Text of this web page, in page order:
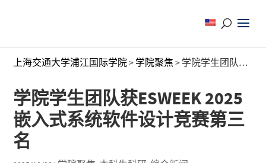
上海交通大学浦江国际学院> 学院聚焦 > 学院学生团队获ESWEEK 2025嵌入式系统软件设计竞赛第三名
学院学生团队获ESWEEK 2025
嵌入式系统软件设计竞赛第三
名